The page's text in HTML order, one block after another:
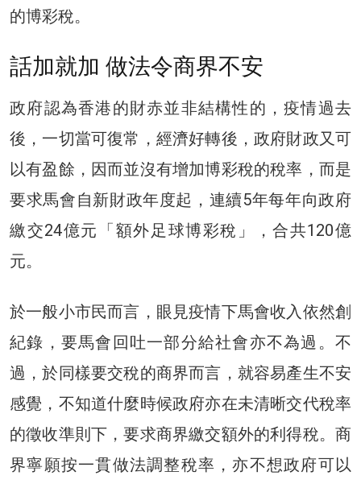
的博彩稅。
話加就加 做法令商界不安
政府認為香港的財赤並非結構性的，疫情過去
後，一切當可復常，經濟好轉後，政府財政又可
以有盈餘，因而並沒有增加博彩稅的稅率，而是
要求馬會自新財政年度起，連續5年每年向政府
繳交24億元「額外足球博彩稅」，合共120億
元。
於一般小市民而言，眼見疫情下馬會收入依然創
紀錄，要馬會回吐一部分給社會亦不為過。不
過，於同樣要交稅的商界而言，就容易產生不安
感覺，不知道什麼時候政府亦在未清晰交代稅率
的徵收準則下，要求商界繳交額外的利得稅。商
界寧願按一貫做法調整稅率，亦不想政府可以